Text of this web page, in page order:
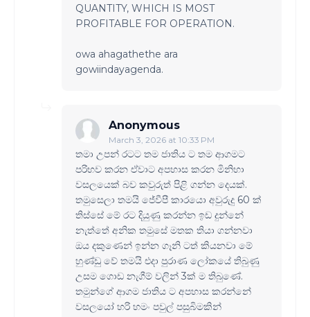
QUANTITY, WHICH IS MOST
PROFITABLE FOR OPERATION.
owa ahagathethe ara
gowiindayagenda.
Anonymous
March 3, 2026 at 10:33 PM
තමා උපන් රටට තම ජාතිය ට තම ආගමට
පරිභව කරන ඒවාට අපහාස කරන මිනිහා
වසලයෙක් බව කවුරුත් පිළි ගන්න දෙයක්.
තමුසෙලා තමයි ජේවීපී කාරයො අවුරුදු 60 ක්
තිස්සේ මේ රට දියුණු කරන්න ඉඩ දුන්නේ
නැත්තේ අනික තමුසේ මතක තියා ගන්නවා
ඔය දකුණෙන් ඉන්න ගෑනි ටත් කියනවා මේ
හුණ්ඩු වේ තමයි එදා පුරාණ ලෝකයේ තිබුණු
උසම ගොඩ නැගීම් වලින් 3ක් ම තිබුණේ.
තමුන්ගේ ආගම ජාතිය ට අපහාස කරන්නේ
වසලයෝ හරි හමං පවුල් පසුබිමකින්